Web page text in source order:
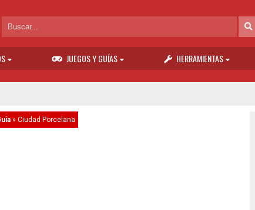
JUEGOS Y GUÍAS HERRAMIENTAS
» Ciudad Porcelana